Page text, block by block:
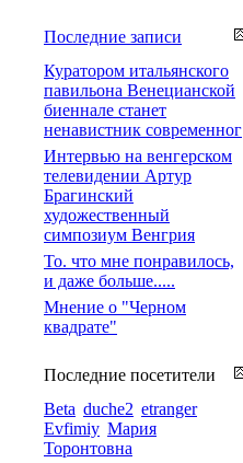
Последние записи
Куратором итальянского
павильона Венецианской
биеннале станет
ненавистник современног
Интервью на венгерском
телевидении Артур
Брагинский
художественный
симпозиум Венгрия
То. что мне понравилось,
и даже больше.....
Мнение о "Черном
квадрате"
Последние посетители
Beta duche2 etranger
Evfimiy Мария
Торонтовна